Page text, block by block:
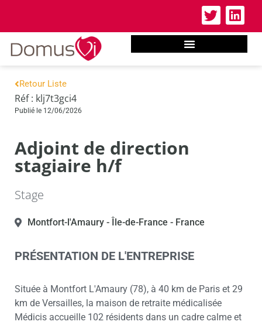
Retour Liste
Réf : klj7t3gci4
Publié le 12/06/2026
Adjoint de direction
stagiaire h/f
Stage
Montfort-l'Amaury - Île-de-France - France
PRÉSENTATION DE L'ENTREPRISE
Située à Montfort L'Amaury (78), à 40 km de Paris et 29
km de Versailles, la maison de retraite médicalisée
Médicis accueille 102 résidents dans un cadre calme et